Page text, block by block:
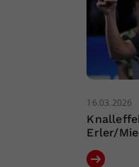
16.03.2026
Erler/